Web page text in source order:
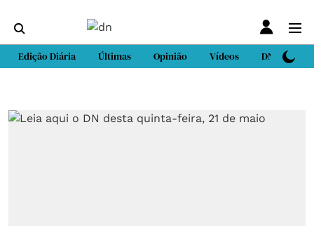
Edição Diária Últimas Opinião Vídeos DN Sport